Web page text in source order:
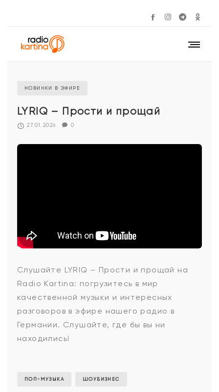
НОВИНКИ В ЭФИРЕ
LYRIQ – Прости и прощай
27.01.2026 0
LYRIQ
-
Прости
Слушайте LYRIQ – Прости и прощай на
Radio Kartina: погрузитесь в мир
качественной музыки и интересных
разговоров в эфире нашего радио в
Германии. Слушайте, где бы вы ни
находились!
ПОП-МУЗЫКА ШОУБИЗНЕС